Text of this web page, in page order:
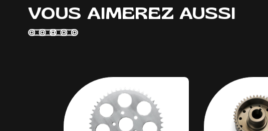
VOUS AIMEREZ AUSSI